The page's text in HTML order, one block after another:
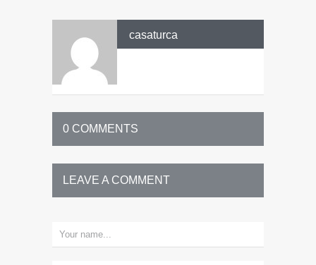
casaturca
0 COMMENTS
LEAVE A COMMENT